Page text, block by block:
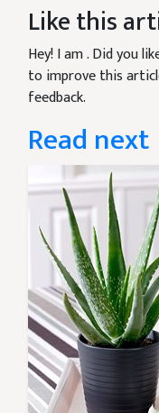
Like this
Hey! I am. Did you
to improve this
feedback.
Read next